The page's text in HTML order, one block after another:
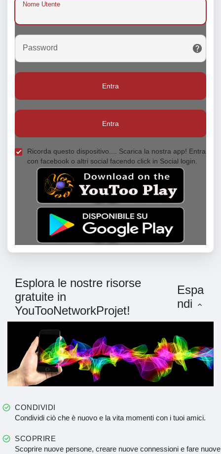
Nome Utente
Password
Entra
Entra
Ricorda questo dispositivo.... Scarica la nostra app! Entra
con facebook o altri social facendo click in Social login.
Esplora le nostre risorse
gratuite in
YouTooNetworkProjet!
Espa
ndi
CONDIVIDI
Condividi ciò che è nuovo e la vita momenti con i tuoi amici.
SCOPRIRE
Scoprire nuove persone, creare nuove connessioni e fare nuove